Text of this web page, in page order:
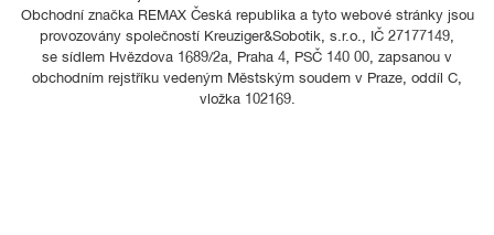
Obchodní značka REMAX Česká republika a tyto webové stránky jsou
provozovány společností Kreuziger&Sobotik, s.r.o., IČ 27177149,
se sídlem Hvězdova 1689/2a, Praha 4, PSČ 140 00, zapsanou v
obchodním rejstříku vedeným Městským soudem v Praze, oddíl C,
vložka 102169.